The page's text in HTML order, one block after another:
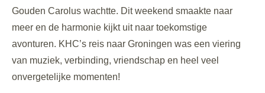
Gouden Carolus wachtte. Dit weekend smaakte naar
meer en de harmonie kijkt uit naar toekomstige
avonturen. KHC’s reis naar Groningen was een viering
van muziek, verbinding, vriendschap en heel veel
onvergetelijke momenten!